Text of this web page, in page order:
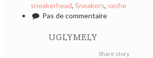
sneakerhead, Sneakers, vashe
Pas de commentaire
UGLYMELY
Share story